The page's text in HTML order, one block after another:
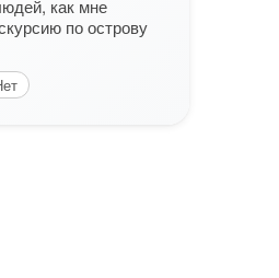
как мне
по острову